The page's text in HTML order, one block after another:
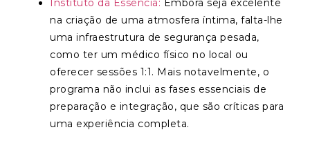
na criação de uma atmosfera íntima, falta-lhe
uma infraestrutura de segurança pesada,
como ter um médico físico no local ou
oferecer sessões 1:1. Mais notavelmente, o
programa não inclui as fases essenciais de
preparação e integração, que são críticas para
uma experiência completa.